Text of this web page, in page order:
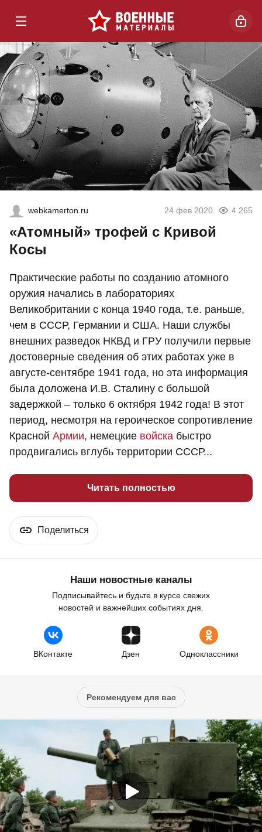
webkamerton.ru 24 фев 2020 4 265
«Атомный» трофей с Кривой
Косы
Практические работы по созданию атомного
оружия начались в лабораториях
Великобритании с конца 1940 года, т.е. раньше,
чем в СССР, Германии и США. Наши службы
внешних разведок НКВД и ГРУ получили первые
достоверные сведения об этих работах уже в
августе-сентябре 1941 года, но эта информация
была доложена И.В. Сталину с большой
задержкой – только 6 октября 1942 года! В этот
период, несмотря на героическое сопротивление
Красной Армии, немецкие войска быстро
продвигались вглубь территории СССР...
Читать полностью
Поделиться
Наши новостные каналы
Подписывайтесь и будьте в курсе свежих
новостей и важнейших событиях дня.
ВКонтакте Дзен Одноклассники
Рекомендуем для вас